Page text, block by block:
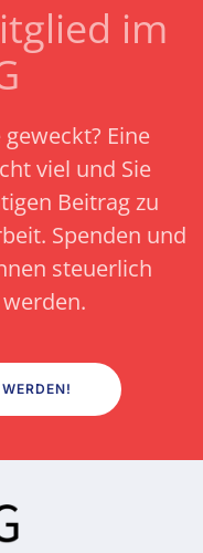
im
Eine
viel und Sie
Beitrag zu
Spenden und
steuerlich